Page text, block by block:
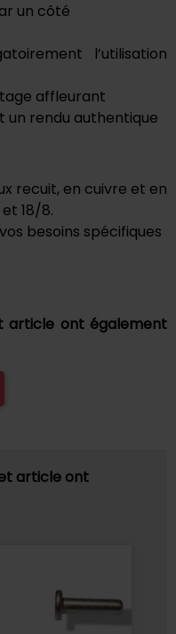
un côté
l’utilisation
affleurant
un rendu authentique
recuit, en cuivre et en
18/8.
besoins spécifiques
article ont également
article ont